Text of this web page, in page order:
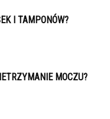
I TAMPONÓW?
MOCZU?